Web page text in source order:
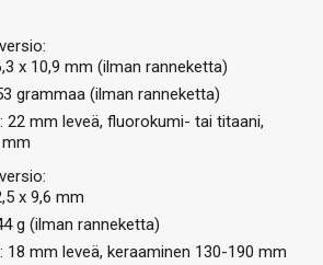
x 10,9 mm (ilman ranneketta)
grammaa (ilman ranneketta)
22 mm leveä, fluorokumi- tai titaani,
x 9,6 mm
g (ilman ranneketta)
18 mm leveä, keraaminen 130-190 mm